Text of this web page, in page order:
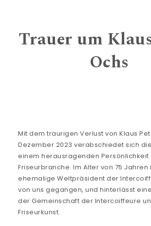
Trauer um
Ochs
Mit dem traurigen Verlust von Klaus
Dezember 2023 verabschiedet sich
einem herausragenden Persönlichkeit
Friseurbranche. Im Alter von 75 Jahren
ehemalige Weltpräsident der
von uns gegangen, und hinterlässt
der Gemeinschaft der Intercoiffeure
Friseurkunst.